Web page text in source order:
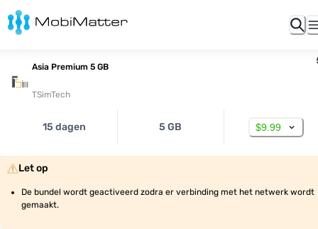
Asia Premium 5 GB
TSimTech
15 dagen 5 GB $9.99
Let op
De bundel wordt geactiveerd zodra er verbinding met het netwerk wordt
gemaakt.